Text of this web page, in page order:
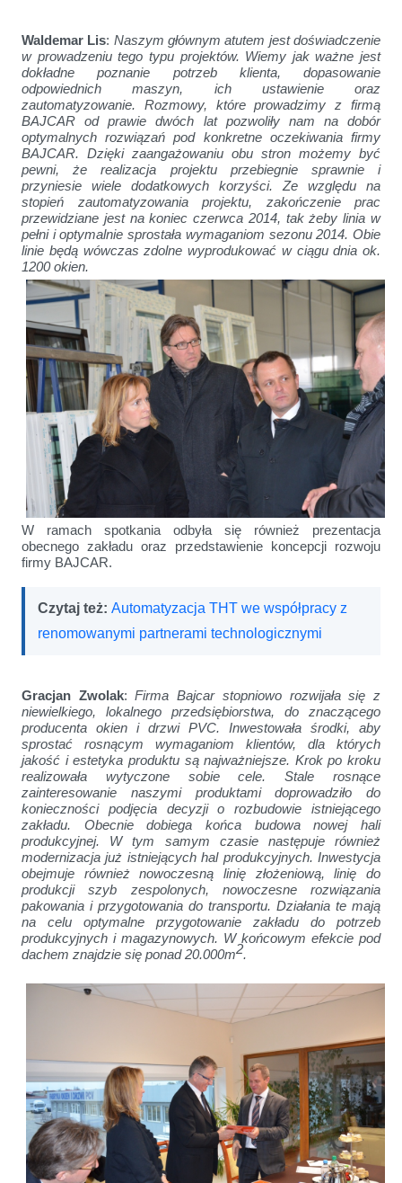
Waldemar Lis: Naszym głównym atutem jest doświadczenie
w prowadzeniu tego typu projektów. Wiemy jak ważne jest
dokładne poznanie potrzeb klienta, dopasowanie
odpowiednich maszyn, ich ustawienie oraz
zautomatyzowanie. Rozmowy, które prowadzimy z firmą
BAJCAR od prawie dwóch lat pozwoliły nam na dobór
optymalnych rozwiązań pod konkretne oczekiwania firmy
BAJCAR. Dzięki zaangażowaniu obu stron możemy być
pewni, że realizacja projektu przebiegnie sprawnie i
przyniesie wiele dodatkowych korzyści. Ze względu na
stopień zautomatyzowania projektu, zakończenie prac
przewidziane jest na koniec czerwca 2014, tak żeby linia w
pełni i optymalnie sprostała wymaganiom sezonu 2014. Obie
linie będą wówczas zdolne wyprodukować w ciągu dnia ok.
1200 okien.
W ramach spotkania odbyła się również prezentacja
obecnego zakładu oraz przedstawienie koncepcji rozwoju
firmy BAJCAR.
Czytaj też: Automatyzacja THT we współpracy z
renomowanymi partnerami technologicznymi
Gracjan Zwolak:Firma Bajcar stopniowo rozwijała się z
niewielkiego, lokalnego przedsiębiorstwa, do znaczącego
producenta okien i drzwi PVC. Inwestowała środki, aby
sprostać rosnącym wymaganiom klientów, dla których
jakość i estetyka produktu są najważniejsze. Krok po kroku
realizowała wytyczone sobie cele. Stale rosnące
zainteresowanie naszymi produktami doprowadziło do
konieczności podjęcia decyzji o rozbudowie istniejącego
zakładu. Obecnie dobiega końca budowa nowej hali
produkcyjnej. W tym samym czasie następuje również
modernizacja już istniejących hal produkcyjnych. Inwestycja
obejmuje również nowoczesną linię złożeniową, linię do
produkcji szyb zespolonych, nowoczesne rozwiązania
pakowania i przygotowania do transportu. Działania te mają
na celu optymalne przygotowanie zakładu do potrzeb
produkcyjnych i magazynowych. W końcowym efekcie pod
dachem znajdzie się ponad 20.000m2.